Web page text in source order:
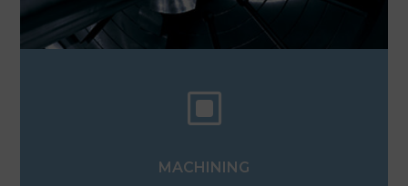
W
MACHINING